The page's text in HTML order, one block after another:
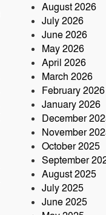
August 2026
July 2026
June 2026
May 2026
April 2026
March 2026
February 2026
January 2026
December
November
October 2025
September
August 2025
July 2025
June 2025